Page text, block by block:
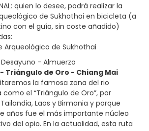
quien lo desee, podrá realizar la
de Sukhothai en bicicleta (a
con el guía, sin coste añadido)
Arqueológico de Sukhothai
- Almuerzo
- Triángulo de Oro - Chiang Mai
la famosa zona del rio
el “Triángulo de Oro”, por
Laos y Birmania y porque
años fue el más importante núcleo
del opio. En la actualidad, esta ruta